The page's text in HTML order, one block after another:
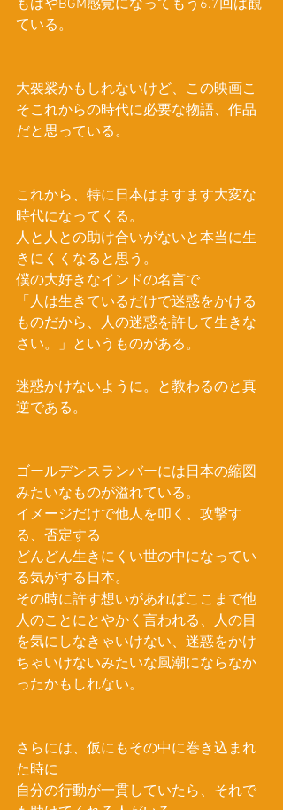
もはやBGM感覚になってもう6.7回は観
ている。
大袈裟かもしれないけど、この映画こ
そこれからの時代に必要な物語、作品
だと思っている。
これから、特に日本はますます大変な
時代になってくる。
人と人との助け合いがないと本当に生
きにくくなると思う。
僕の大好きなインドの名言で
「人は生きているだけで迷惑をかける
ものだから、人の迷惑を許して生きな
さい。」というものがある。
迷惑かけないように。と教わるのと真
逆である。
ゴールデンスランバーには日本の縮図
みたいなものが溢れている。
イメージだけで他人を叩く、攻撃す
る、否定する
どんどん生きにくい世の中になってい
る気がする日本。
その時に許す想いがあればここまで他
人のことにとやかく言われる、人の目
を気にしなきゃいけない、迷惑をかけ
ちゃいけないみたいな風潮にならなか
ったかもしれない。
さらには、仮にもその中に巻き込まれ
た時に
自分の行動が一貫していたら、それで